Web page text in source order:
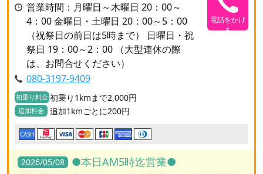
営業時間：月曜日～木曜日 20：00～
4：00 金曜日・土曜日 20：00～5：00
（祝祭日の前日は5時まで） 日曜日・祝
祭日 19：00～2：00 （大型連休の際
は、お問合せください）
080-3197-9409
初乗り料金 初乗り1kmまで2,000円
追加料金 追加1kmごとに200円
電話をかけ
る
CASH
2026/05/08 ●本日AM5時迄営業●